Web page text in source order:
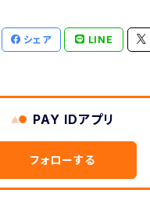
シェア LINE
PAY IDアプリ
フォローする